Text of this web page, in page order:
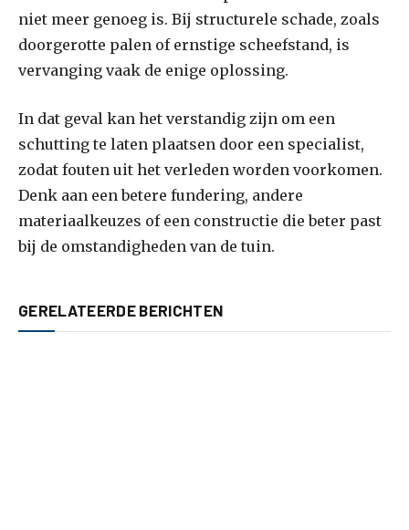
niet meer genoeg is. Bij structurele schade, zoals
doorgerotte palen of ernstige scheefstand, is
vervanging vaak de enige oplossing.
In dat geval kan het verstandig zijn om een
schutting te laten plaatsen door een specialist,
zodat fouten uit het verleden worden voorkomen.
Denk aan een betere fundering, andere
materiaalkeuzes of een constructie die beter past
bij de omstandigheden van de tuin.
GERELATEERDE BERICHTEN